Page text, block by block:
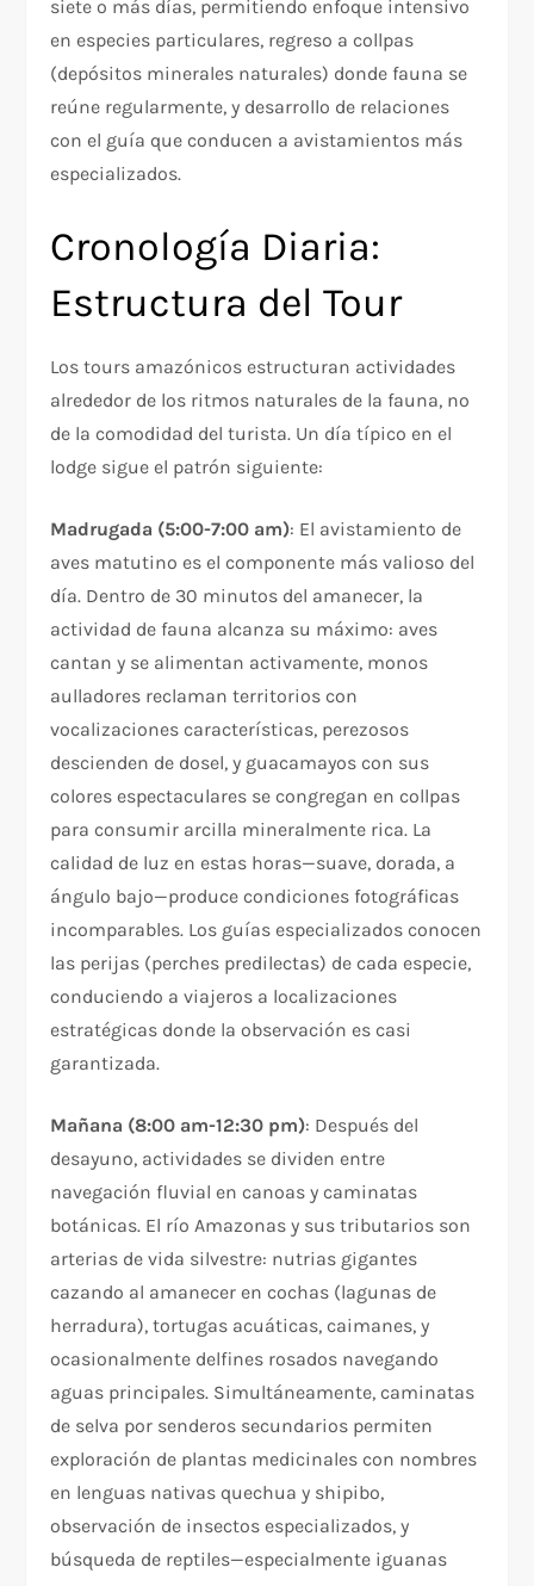
siete o más días, permitiendo enfoque intensivo
en especies particulares, regreso a collpas
(depósitos minerales naturales) donde fauna se
reúne regularmente, y desarrollo de relaciones
con el guía que conducen a avistamientos más
especializados.​
Cronología Diaria:
Estructura del Tour
Los tours amazónicos estructuran actividades
alrededor de los ritmos naturales de la fauna, no
de la comodidad del turista. Un día típico en el
lodge sigue el patrón siguiente:​
Madrugada (5:00-7:00 am): El avistamiento de
aves matutino es el componente más valioso del
día. Dentro de 30 minutos del amanecer, la
actividad de fauna alcanza su máximo: aves
cantan y se alimentan activamente, monos
aulladores reclaman territorios con
vocalizaciones características, perezosos
descienden de dosel, y guacamayos con sus
colores espectaculares se congregan en collpas
para consumir arcilla mineralmente rica. La
calidad de luz en estas horas—suave, dorada, a
ángulo bajo—produce condiciones fotográficas
incomparables. Los guías especializados conocen
las perijas (perches predilectas) de cada especie,
conduciendo a viajeros a localizaciones
estratégicas donde la observación es casi
garantizada.
Mañana (8:00 am-12:30 pm): Después del
desayuno, actividades se dividen entre
navegación fluvial en canoas y caminatas
botánicas. El río Amazonas y sus tributarios son
arterias de vida silvestre: nutrias gigantes
cazando al amanecer en cochas (lagunas de
herradura), tortugas acuáticas, caimanes, y
ocasionalmente delfines rosados navegando
aguas principales. Simultáneamente, caminatas
de selva por senderos secundarios permiten
exploración de plantas medicinales con nombres
en lenguas nativas quechua y shipibo,
observación de insectos especializados, y
búsqueda de reptiles—especialmente iguanas